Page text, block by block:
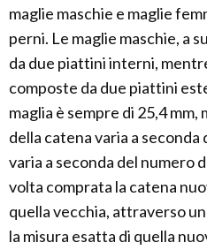
maglie maschie e maglie
perni. Le maglie maschie, a
da due piattini interni,
composte da due piattini
maglia è sempre di 25,4 mm,
della catena varia a
varia a seconda del numero
volta comprata la catena
quella vecchia, attraverso
la misura esatta di quella